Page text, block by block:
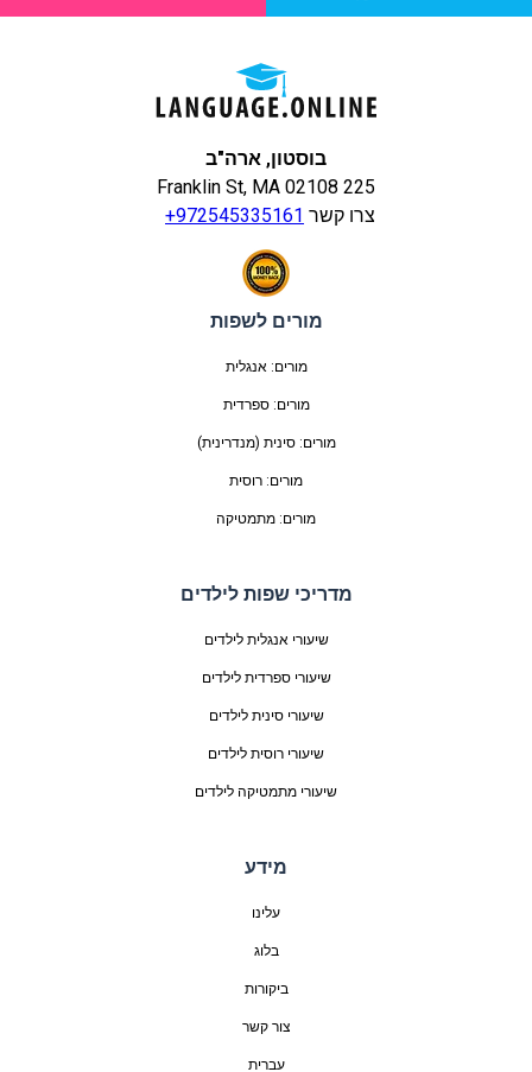
בוסטון, ארה"ב
225 Franklin St, MA 02108
צרו קשר +972545335161
מורים לשפות
מורים: אנגלית
מורים: ספרדית
מורים: סינית (מנדרינית)
מורים: רוסית
מורים: מתמטיקה
מדריכי שפות לילדים
שיעורי אנגלית לילדים
שיעורי ספרדית לילדים
שיעורי סינית לילדים
שיעורי רוסית לילדים
שיעורי מתמטיקה לילדים
מידע
עלינו
בלוג
ביקורות
צור קשר
עברית